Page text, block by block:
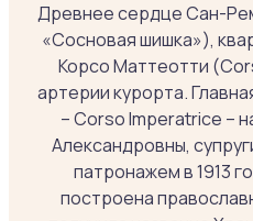
Древнее сердце Сан-
«Сосновая шишка»),
Корсо Маттеотти
артерии курорта.
– Corso Imperatrice –
Александровны,
патронажем в 1913
построена